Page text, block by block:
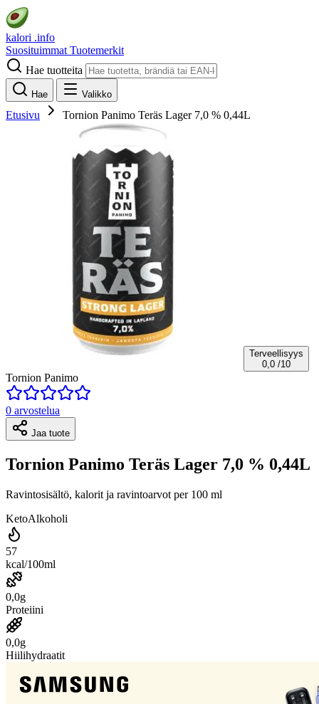
kalori .info
Suosituimmat Tuotemerkit
Hae tuotteita
Hae Valikko
Etusivu Tornion Panimo Teräs Lager 7,0 % 0,44L
Terveellisyys
0,0 /10
Tornion Panimo
0 arvostelua
Jaa tuote
Tornion Panimo Teräs Lager 7,0 % 0,44L
Ravintosisältö, kalorit ja ravintoarvot per 100 ml
KetoAlkoholi
57
kcal/100ml
0,0g
Proteiini
0,0g
Hiilihydraatit